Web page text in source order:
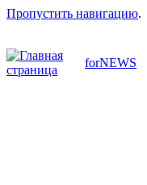
Пропустить навигацию.
forNEWS